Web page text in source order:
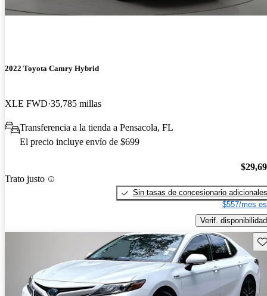
2022 Toyota Camry Hybrid
XLE FWD 35,785 millas
Transferencia a la tienda a Pensacola, FL
El precio incluye envío de $699
Trato justo
Sin tasas de concesionario adicionales
$557/mes
Verif. disponibilidad